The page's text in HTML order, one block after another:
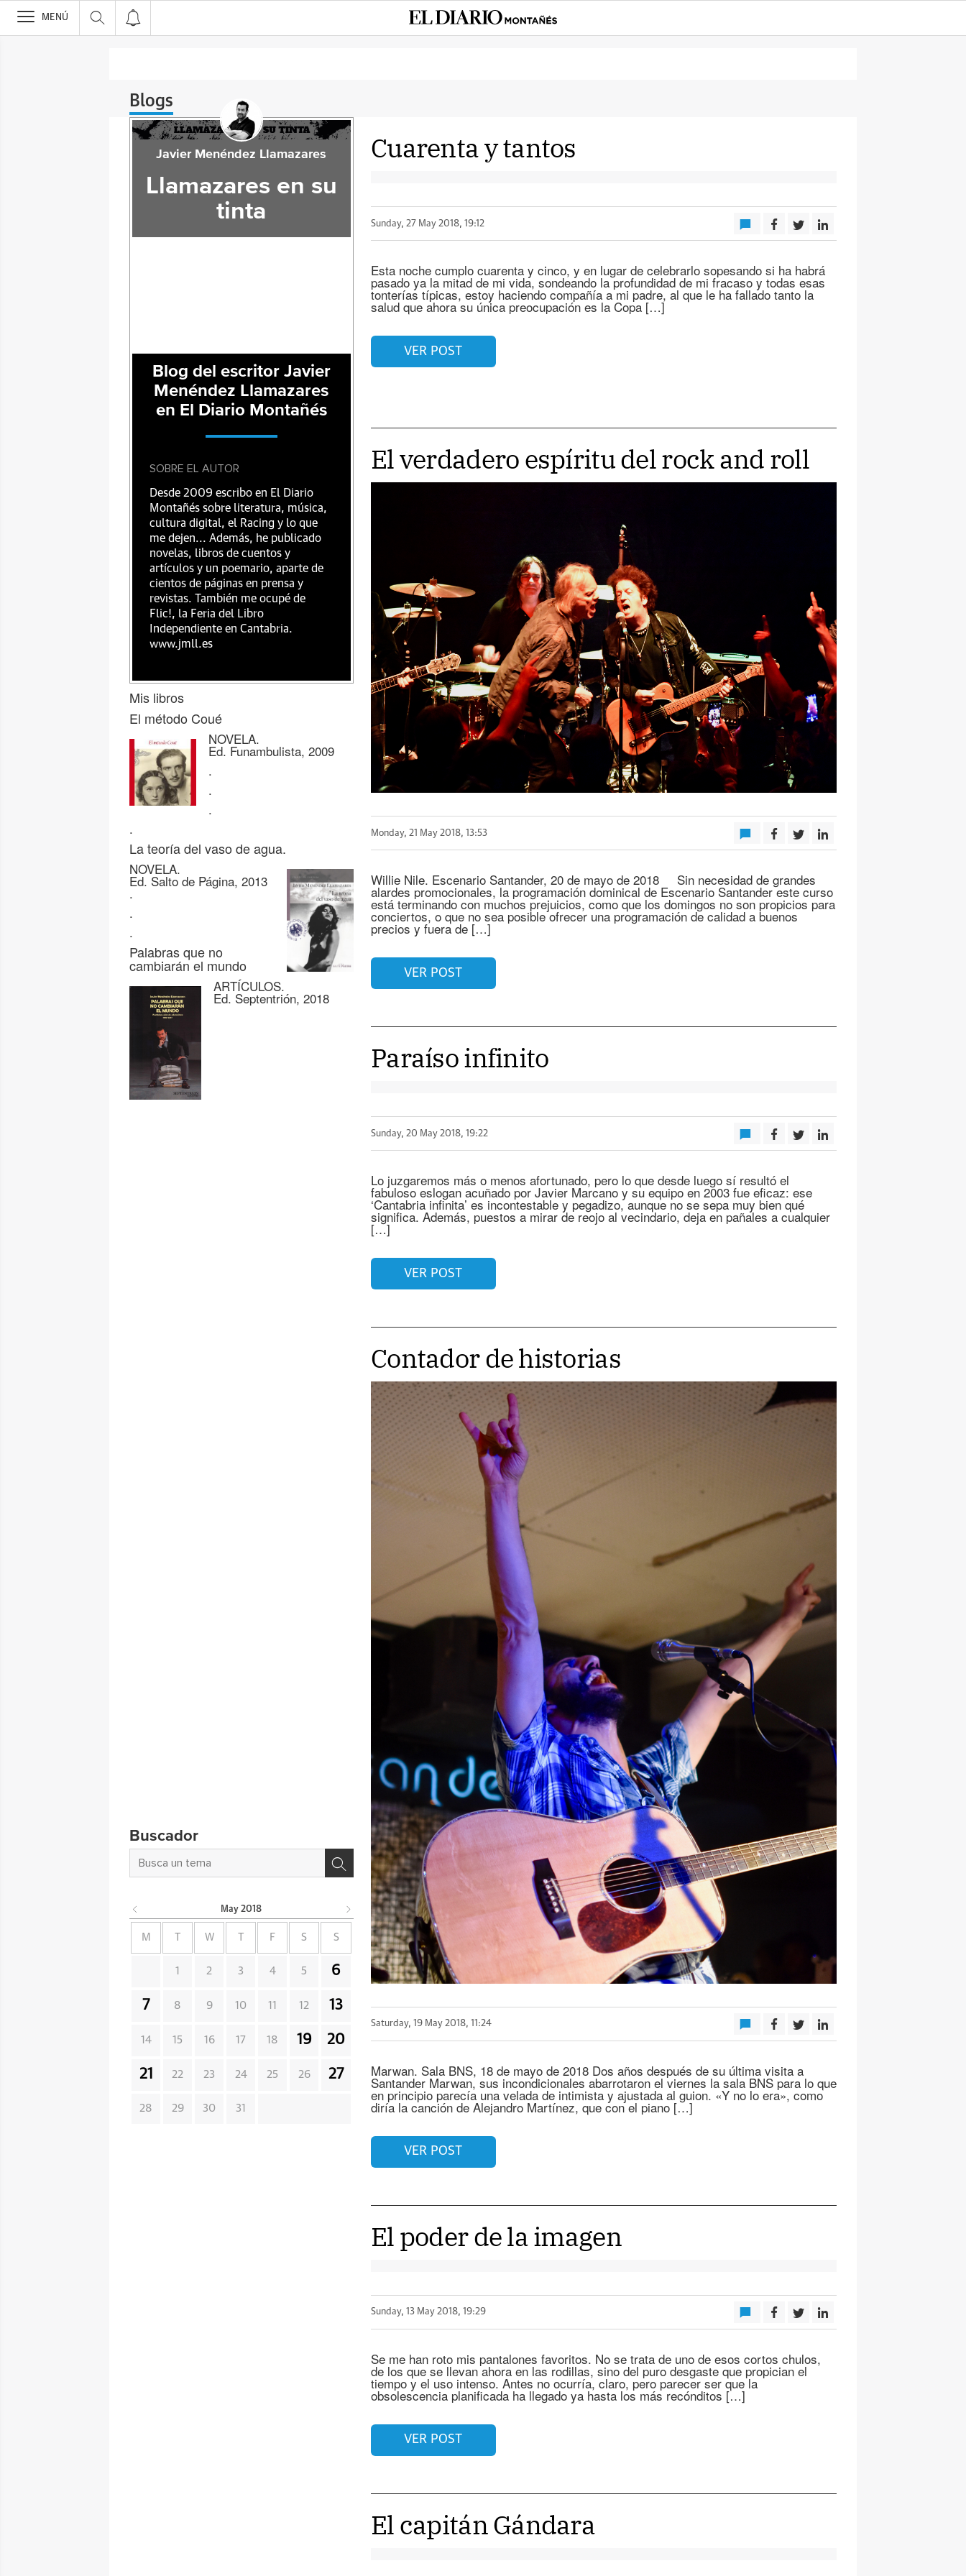
>
MENÚ
Blogs
Cuarenta y tantos
Sunday, 27 May 2018, 19:12
Esta noche cumplo cuarenta y cinco, y en lugar de celebrarlo sopesando si ha habrá
pasado ya la mitad de mi vida, sondeando la profundidad de mi fracaso y todas esas
tonterías típicas, estoy haciendo compañía a mi padre, al que le ha fallado tanto la
salud que ahora su única preocupación es la Copa […]
VER POST
El verdadero espíritu del rock and roll
Monday, 21 May 2018, 13:53
Willie Nile. Escenario Santander, 20 de mayo de 2018 Sin necesidad de grandes
alardes promocionales, la programación dominical de Escenario Santander este curso
está terminando con muchos prejuicios, como que los domingos no son propicios para
conciertos, o que no sea posible ofrecer una programación de calidad a buenos
precios y fuera de […]
VER POST
Paraíso infinito
Sunday, 20 May 2018, 19:22
Lo juzgaremos más o menos afortunado, pero lo que desde luego sí resultó el
fabuloso eslogan acuñado por Javier Marcano y su equipo en 2003 fue eficaz: ese
‘Cantabria infinita’ es incontestable y pegadizo, aunque no se sepa muy bien qué
significa. Además, puestos a mirar de reojo al vecindario, deja en pañales a cualquier
[…]
VER POST
Contador de historias
Saturday, 19 May 2018, 11:24
Marwan. Sala BNS, 18 de mayo de 2018 Dos años después de su última visita a
Santander Marwan, sus incondicionales abarrotaron el viernes la sala BNS para lo que
en principio parecía una velada de intimista y ajustada al guion. «Y no lo era», como
diría la canción de Alejandro Martínez, que con el piano […]
VER POST
El poder de la imagen
Sunday, 13 May 2018, 19:29
Se me han roto mis pantalones favoritos. No se trata de uno de esos cortos chulos,
de los que se llevan ahora en las rodillas, sino del puro desgaste que propician el
tiempo y el uso intenso. Antes no ocurría, claro, pero parecer ser que la
obsolescencia planificada ha llegado ya hasta los más recónditos […]
VER POST
El capitán Gándara
Javier Menéndez Llamazares
Llamazares en su
tinta
Blog del escritor Javier
Menéndez Llamazares
en El Diario Montañés
SOBRE EL AUTOR
Desde 2009 escribo en El Diario
Montañés sobre literatura, música,
cultura digital, el Racing y lo que
me dejen... Además, he publicado
novelas, libros de cuentos y
artículos y un poemario, aparte de
cientos de páginas en prensa y
revistas. También me ocupé de
Flic!, la Feria del Libro
Independiente en Cantabria.
www.jmll.es
Mis libros
El método Coué
NOVELA.
Ed. Funambulista, 2009
.
.
.
.
La teoría del vaso de agua.
NOVELA.
Ed. Salto de Página, 2013
.
.
.
Palabras que no
cambiarán el mundo
ARTÍCULOS.
Ed. Septentrión, 2018
Buscador
May 2018
M W F S S
1 2 3 4 5 6
7 8 9 10 11 12 13
14 15 16 17 18 19 20
21 22 23 24 25 26 27
28 29 30 31